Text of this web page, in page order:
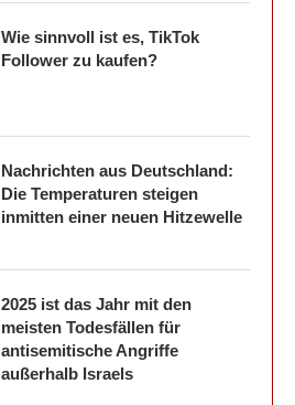
Wie sinnvoll ist es, TikTok
Follower zu kaufen?
Nachrichten aus Deutschland:
Die Temperaturen steigen
inmitten einer neuen Hitzewelle
2025 ist das Jahr mit den
meisten Todesfällen für
antisemitische Angriffe
außerhalb Israels